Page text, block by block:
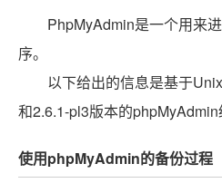
PhpMyAdmin是一个用来
序。
以下给出的信息是基于
和2.6.1-pl3版本的phpMyAdmin
使用phpMyAdmin的备份过程